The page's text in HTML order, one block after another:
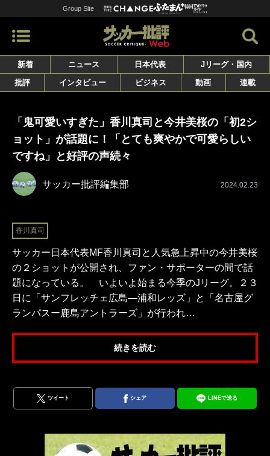
Group Site
新着 ニュース 日本代表
Jリーグ・国内
批評
インタビュー ビジネス 動画 連載
「鬼可愛いすぎた」香川真司と今井美桜の「初2シ
ョット」が話題に！「とても爽やかで可愛らしい
ですね」と好評の声続々
サッカー批評編集部 2024.02.23
香川真司
サッカー日本代表MF香川真司と人気急上昇中の今井美桜
の２ショットが公開され、ファン・サポーターの間で話
題になっている。 いよいよ始まる今季のJリーグ。２３
日に「サンフレッチェ広島―浦和レッズ」と「名古屋グ
ランパスー鹿島アントラーズ」が行われ…
続きを読む
ツイート シェア LINEで送る